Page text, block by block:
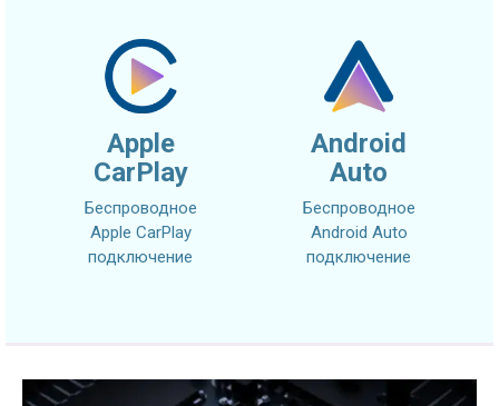
Apple
CarPlay
Беспроводное
Apple CarPlay
подключение
Android
Auto
Беспроводное
Android Auto
подключение